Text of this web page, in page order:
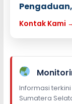
Kontak Kami
Informasi
Sumatera